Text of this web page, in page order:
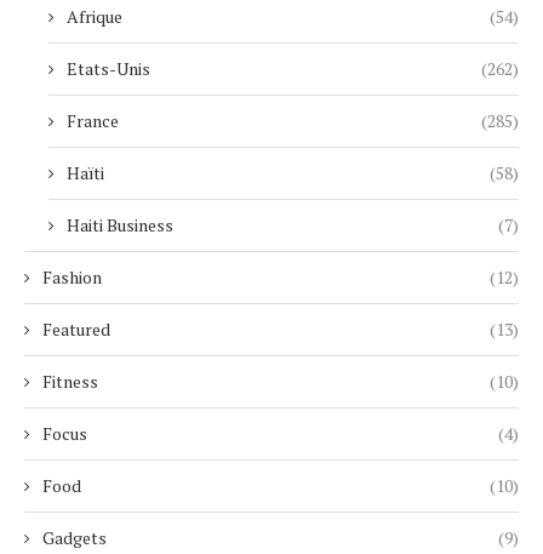
Afrique (54)
Etats-Unis (262)
France (285)
Haïti (58)
Haiti Business (7)
Fashion (12)
Featured (13)
Fitness (10)
Focus (4)
Food (10)
Gadgets (9)